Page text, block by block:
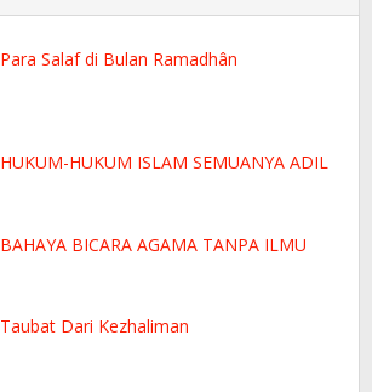
Para Salaf di Bulan Ramadhân
HUKUM-HUKUM ISLAM SEMUANYA ADIL
BAHAYA BICARA AGAMA TANPA ILMU
Taubat Dari Kezhaliman